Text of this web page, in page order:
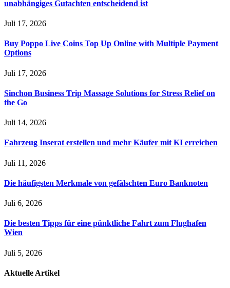
unabhängiges Gutachten entscheidend ist
Juli 17, 2026
Buy Poppo Live Coins Top Up Online with Multiple Payment
Options
Juli 17, 2026
Sinchon Business Trip Massage Solutions for Stress Relief on
the Go
Juli 14, 2026
Fahrzeug Inserat erstellen und mehr Käufer mit KI erreichen
Juli 11, 2026
Die häufigsten Merkmale von gefälschten Euro Banknoten
Juli 6, 2026
Die besten Tipps für eine pünktliche Fahrt zum Flughafen
Wien
Juli 5, 2026
Aktuelle Artikel